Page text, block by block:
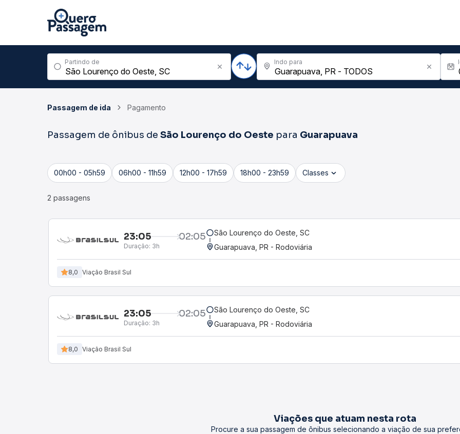
Partindo de Indo para
Passagem de ida Pagamento
Passagem de ônibus de São Lourenço do Oeste para Guarapuava
00h00 - 05h59 06h00 - 11h59 12h00 - 17h59 18h00 - 23h59 Classes
2 passagens
23:05 02:05
Duração: 3h
São Lourenço do Oeste, SC
Guarapuava, PR - Rodoviária
8,0 Viação Brasil Sul
23:05 02:05
Duração: 3h
São Lourenço do Oeste, SC
Guarapuava, PR - Rodoviária
8,0 Viação Brasil Sul
Viações que atuam nesta rota
Procure a sua passagem de ônibus selecionando a viação de sua